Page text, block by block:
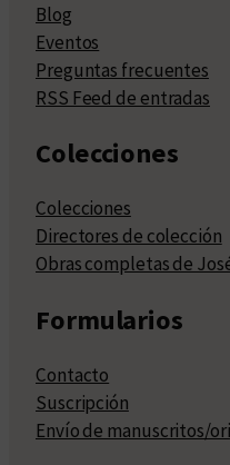
Blog
Eventos
Preguntas frecuentes
RSS Feed de entradas
Colecciones
Colecciones
Directores de colección
Obras completas de
Formularios
Contacto
Suscripción
Envío de manuscritos/